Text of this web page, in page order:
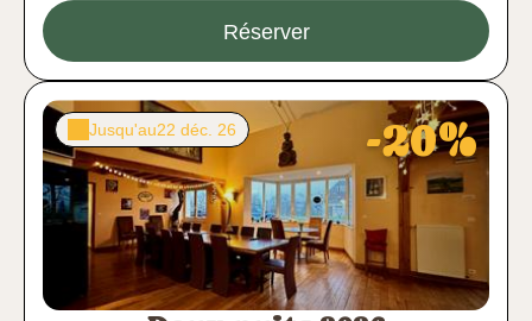
Réserver
Jusqu'au22 déc. 26 -20%